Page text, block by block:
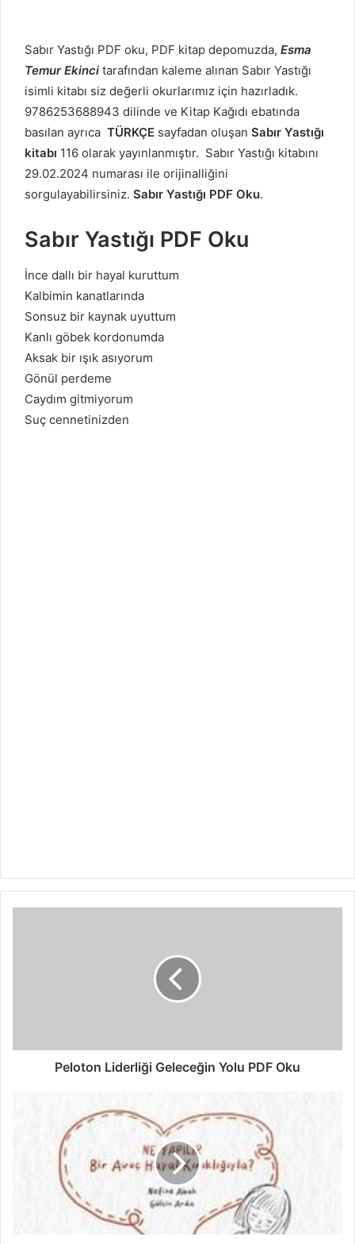
Sabır Yastığı PDF oku, PDF kitap depomuzda, Esma
Temur Ekinci tarafından kaleme alınan Sabır Yastığı
isimli kitabı siz değerli okurlarımız için hazırladık.
9786253688943 dilinde ve Kitap Kağıdı ebatında
basılan ayrıca TÜRKÇE sayfadan oluşan Sabır Yastığı
kitabı 116 olarak yayınlanmıştır. Sabır Yastığı kitabını
29.02.2024 numarası ile orijinalliğini
sorgulayabilirsiniz. Sabır Yastığı PDF Oku.
Sabır Yastığı PDF Oku
İnce dallı bir hayal kuruttum
Kalbimin kanatlarında
Sonsuz bir kaynak uyuttum
Kanlı göbek kordonumda
Aksak bir ışık asıyorum
Gönül perdeme
Caydım gitmiyorum
Suç cennetinizden
Peloton Liderliği Geleceğin Yolu PDF Oku